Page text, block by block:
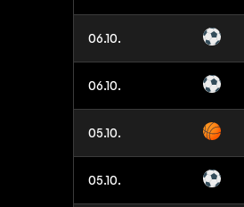
06.10.
06.10.
05.10.
05.10.